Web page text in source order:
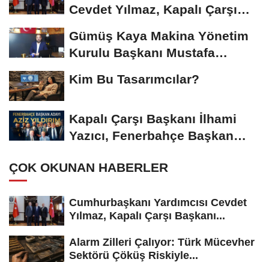
Cevdet Yılmaz, Kapalı Çarşı
Gümüş Kaya Makina Yönetim
Kurulu Başkanı Mustafa
Kim Bu Tasarımcılar?
Kapalı Çarşı Başkanı İlhami
Yazıcı, Fenerbahçe Başkan
ÇOK OKUNAN HABERLER
Cumhurbaşkanı Yardımcısı Cevdet
Yılmaz, Kapalı Çarşı Başkanı...
Alarm Zilleri Çalıyor: Türk Mücevher
Sektörü Çöküş Riskiyle...